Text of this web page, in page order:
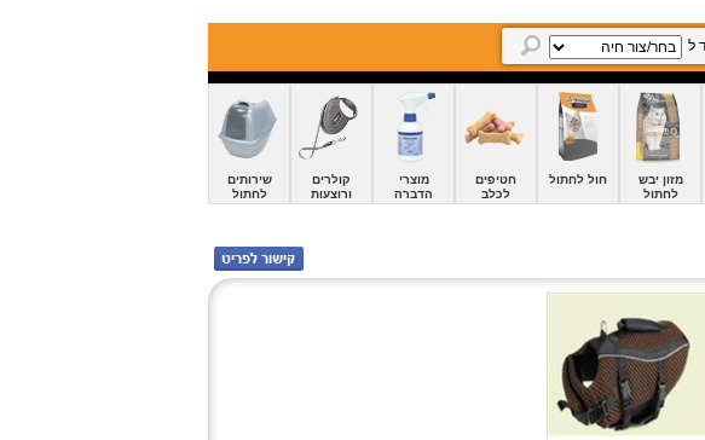
ל
מזון יבש
לחתול
חול לחתול
חטיפים
לכלב
מוצרי
הדברה
קולרים
ורוצעות
שירותים
לחתול